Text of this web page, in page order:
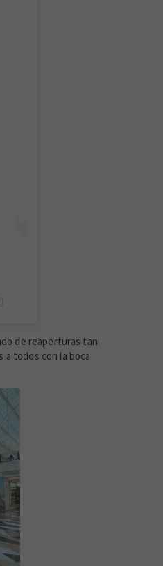
de reaperturas tan
a todos con la boca